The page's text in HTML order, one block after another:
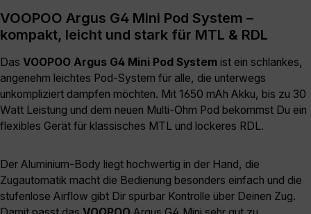
VOOPOO Argus G4 Mini Pod System –
kompakt, leicht und stark für MTL & RDL
Das VOOPOO Argus G4 Mini Pod System ist ein schlankes,
angenehm leichtes Pod-System für alle, die unterwegs
unkompliziert dampfen möchten. Mit 1650 mAh Akku, bis zu 30
Watt Leistung und dem neuen Multi-Ohm Pod bekommst Du ein
flexibles Gerät für klassisches MTL und lockeres RDL.
Der Aluminium-Body liegt hochwertig in der Hand, die
Zugautomatik macht die Bedienung besonders einfach und die
stufenlose Airflow gibt Dir spürbar Kontrolle über Deinen Zug.